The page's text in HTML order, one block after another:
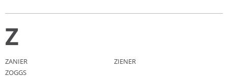
Z
ZANIER
ZIENER
ZOGGS